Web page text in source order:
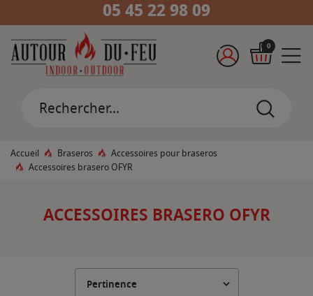
05 45 22 98 09
0
Accueil Braseros
Accessoires pour braseros
Accessoires brasero OFYR
ACCESSOIRES BRASERO OFYR